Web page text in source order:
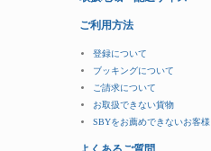
ご利用方法
登録について
ブッキングについて
ご請求について
お取扱できない貨物
SBYをお薦めできないお客様